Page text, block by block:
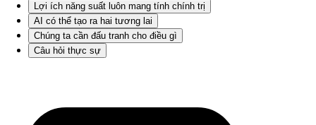
Lợi ích năng suất luôn mang tính chính trị
AI có thể tạo ra hai tương lai
Chúng ta cần đấu tranh cho điều gì
Câu hỏi thực sự